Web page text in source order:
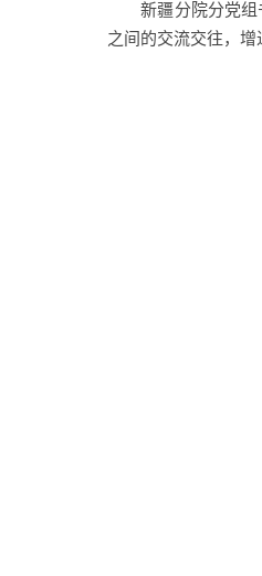
新疆分院分党
之间的交流交往，